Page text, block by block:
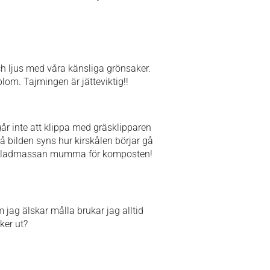
ljus med våra känsliga grönsaker.
Tajmingen är jätteviktig!!
inte att klippa med gräsklipparen
bilden syns hur kirskålen börjar gå
mumma för komposten!
jag älskar målla brukar jag alltid
ut?